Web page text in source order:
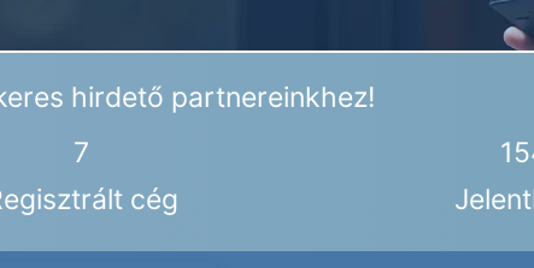
hirdető partnereinkhez!
7
cég